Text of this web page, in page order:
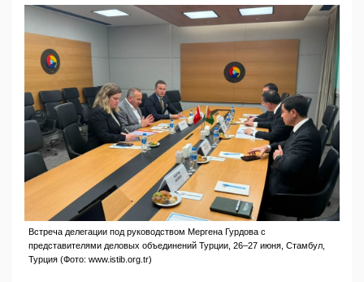
Встреча делегации под руководством Мергена Гурдова с
представителями деловых объединений Турции, 26–27 июня, Стамбул,
Турция (Фото: www.istib.org.tr)